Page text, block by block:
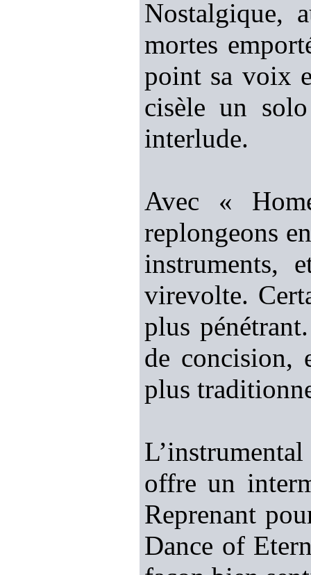
Nostalgique,
mortes
point sa voix
cisèle un
interlude.
Avec «
replongeons
instruments,
virevolte.
plus
de concision,
plus
offre un
Reprenant
Dance of